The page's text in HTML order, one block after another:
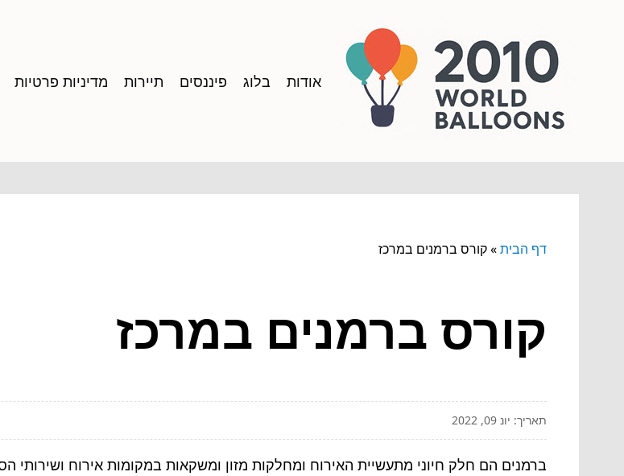
אודות בלוג פיננסים תיירות מדיניות פרטיות
דף הבית»קורס ברמנים במרכז
קורס ברמנים במרכז
תאריך: יונ 09, 2022
ברמנים הם חלק חיוני מתעשיית האירוח ומחלקות מזון ומשקאות במקומות אירוח